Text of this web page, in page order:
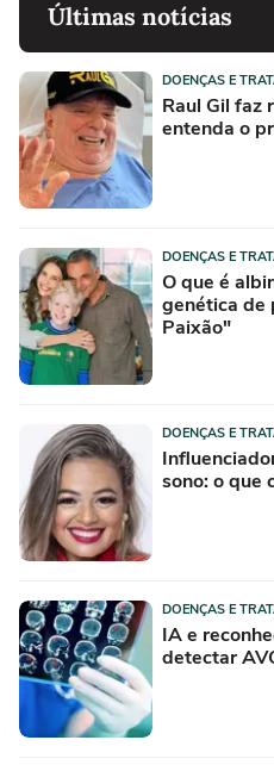
Últimas notícias
DOENÇAS E
Raul Gil faz
entenda o
DOENÇAS E
O que é
genética de
Paixão"
DOENÇAS E
sono: o que
DOENÇAS E
IA e
detectar